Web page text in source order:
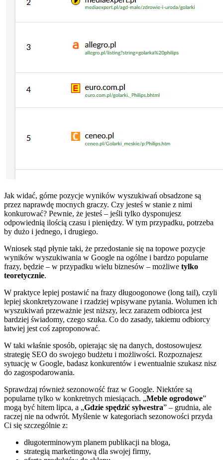
Jak widać, górne pozycje wyników wyszukiwań obsadzone są
przez naprawdę mocnych graczy. Czy jesteś w stanie z nimi
konkurować? Pewnie, że jesteś – jeśli tylko dysponujesz
odpowiednią ilością czasu i pieniędzy. W tym przypadku, potrzeba
by dużo i jednego, i drugiego.
Wniosek stąd płynie taki, że przedostanie się na topowe pozycje
wyników wyszukiwania w Google na ogólne i bardzo popularne
frazy, będzie – w przypadku wielu biznesów – możliwe tylko
teoretycznie.
W praktyce lepiej postawić na frazy długoogonowe (long tail), czyli
lepiej skonkretyzowane i rzadziej wpisywane pytania. Wolumen ich
wyszukiwań przeważnie jest niższy, lecz zarazem odbiorca jest
bardziej świadomy, czego szuka. Co do zasady, takiemu odbiorcy
łatwiej jest coś zaproponować.
W taki właśnie sposób, opierając się na danych, dostosowujesz
strategię SEO do swojego budżetu i możliwości. Rozpoznajesz
sytuację w Google, badasz konkurentów i ewentualnie szukasz nisz
do zagospodarowania.
Sprawdzaj również sezonowość fraz w Google. Niektóre są
popularne tylko w konkretnych miesiącach. „Meble ogrodowe”
mogą być hitem lipca, a „Gdzie spędzić sylwestra” – grudnia, ale
raczej nie na odwrót. Myślenie w kategoriach sezonowości przyda
Ci się szczególnie z:
długoterminowym planem publikacji na bloga,
strategią marketingową dla swojej firmy,